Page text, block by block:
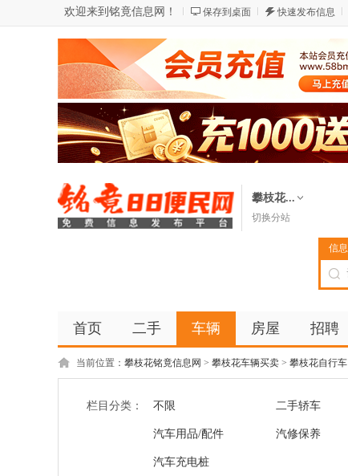
欢迎来到铭竟信息网！ 保存到桌面 快速发布信息
攀枝花...
切换分站
信息
首页 二手 车辆 房屋 招聘
当前位置： 攀枝花铭竟信息网 > 攀枝花车辆买卖 > 攀枝花自行车
栏目分类： 不限 二手轿车
汽车用品/配件 汽修保养
汽车充电桩